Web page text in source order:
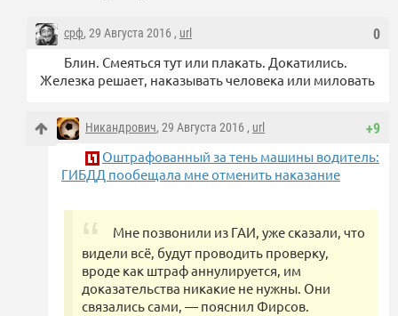
0
срф, 29 Августа 2016 , url
Блин. Смеяться тут или плакать. Докатились.
Железка решает, наказывать человека или миловать
+9
Никандрович, 29 Августа 2016 , url
Оштрафованный за тень машины водитель:
ГИБДД пообещала мне отменить наказание
Мне позвонили из ГАИ, уже сказали, что
видели всё, будут проводить проверку,
вроде как штраф аннулируется, им
доказательства никакие не нужны. Они
связались сами, — пояснил Фирсов.